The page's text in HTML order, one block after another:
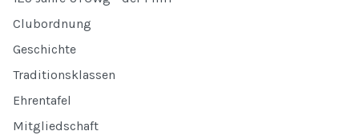
Clubordnung
Geschichte
Traditionsklassen
Ehrentafel
Mitgliedschaft